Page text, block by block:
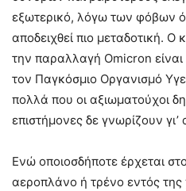
εξωτερικό, λόγω των φόβων
αποδειχθεί πιο μεταδοτική. Ο
την παραλλαγή Omicron
τον Παγκόσμιο Οργανισμό
πολλά που οι αξιωματούχοι
επιστήμονες δε γνωρίζουν γι’
Ενώ οποιοσδήποτε έρχεται
αεροπλάνο ή τρένο εντός